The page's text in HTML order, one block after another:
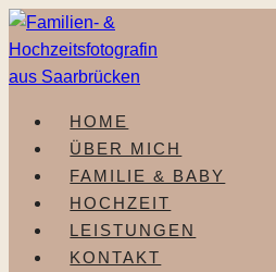
Zum
Inhalt
springen
HOME
ÜBER MICH
FAMILIE & BABY
HOCHZEIT
LEISTUNGEN
KONTAKT